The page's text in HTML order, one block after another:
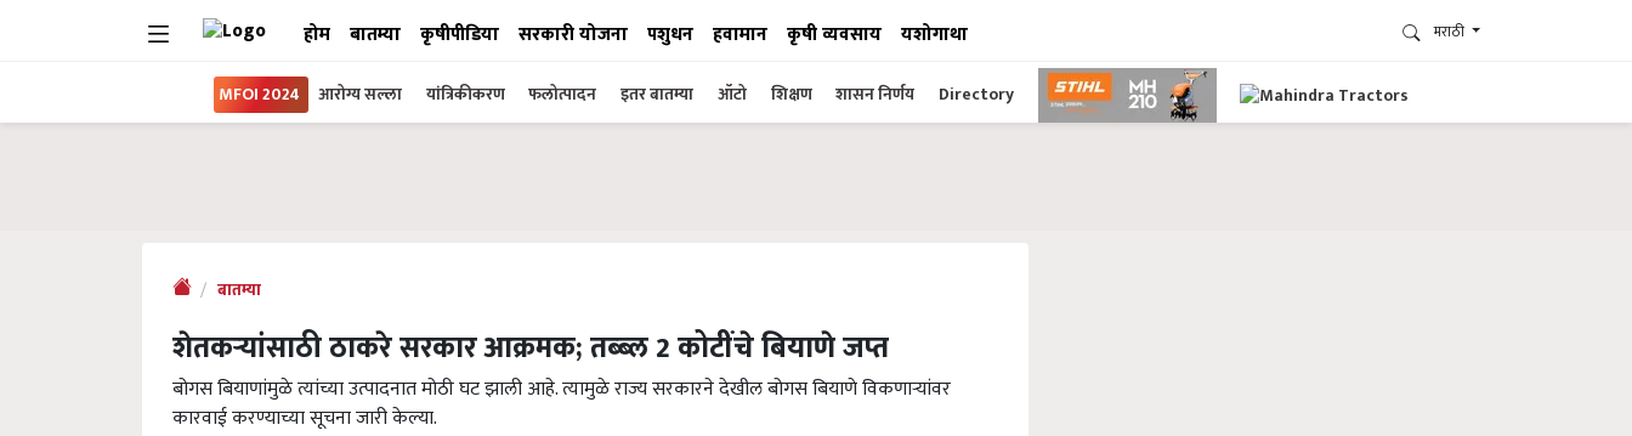
होम बातम्या कृषीपीडिया सरकारी योजना पशुधन हवामान कृषी व्यवसाय यशोगाथा मराठी
MFOI 2024 आरोग्य सल्ला यांत्रिकीकरण फलोत्पादन इतर बातम्या ऑटो शिक्षण शासन निर्णय Directory
बातम्या
शेतकऱ्यांसाठी ठाकरे सरकार आक्रमक; तब्ब्ल 2 कोटींचे बियाणे जप्त
बोगस बियाणांमुळे त्यांच्या उत्पादनात मोठी घट झाली आहे. त्यामुळे राज्य सरकारने देखील बोगस बियाणे विकणाऱ्यांवर
कारवाई करण्याच्या सूचना जारी केल्या.